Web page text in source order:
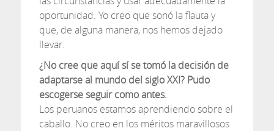
oportunidad. Yo creo que sonó la flauta y
que, de alguna manera, nos hemos dejado
llevar.
¿No cree que aquí sí se tomó la decisión de
adaptarse al mundo del siglo XXI? Pudo
escogerse seguir como antes.
Los peruanos estamos aprendiendo sobre el
caballo. No creo en los méritos maravillosos